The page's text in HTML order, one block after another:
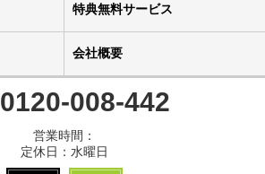
特典無料サービス
会社概要
0120-008-442
営業時間：
定休日：水曜日